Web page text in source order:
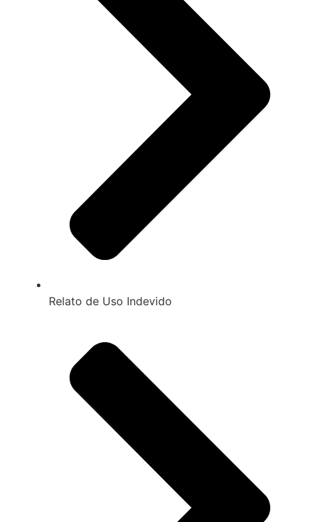
Relato de Uso Indevido